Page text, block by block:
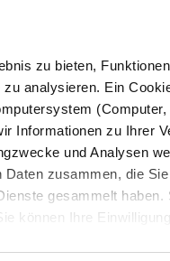
zu bieten,
analysieren. Ein
(Computer,
Informationen zu Ihrer
und Analysen
zusammen, die Sie
gesammelt haben.
können Ihre